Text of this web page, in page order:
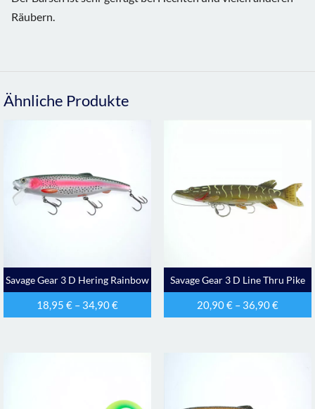
Räubern.
Ähnliche Produkte
Savage Gear 3 D Hering Rainbow
18,95€ – 34,90€
Savage Gear 3 D Line Thru Pike
20,90€– 36,90€